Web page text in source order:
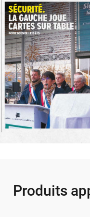
Produits